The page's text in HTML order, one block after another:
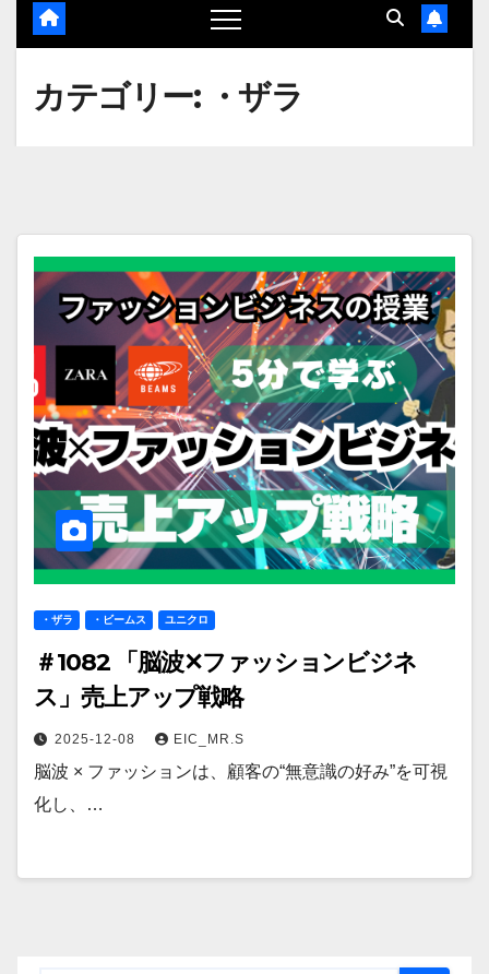
カテゴリー: ・ザラ
・ザラ ・ビームス ユニクロ
＃1082 「脳波✕ファッションビジネ
ス」売上アップ戦略
2025-12-08 EIC_MR.S
脳波 × ファッションは、顧客の“無意識の好み”を可視
化し、…